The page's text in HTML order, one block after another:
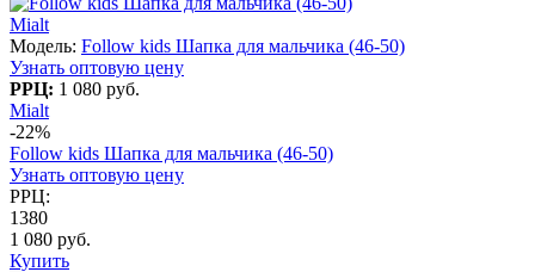
Mialt
Модель: Follow kids Шапка для мальчика (46-50)
Узнать оптовую цену
РРЦ: 1 080 руб.
Mialt
-22%
Follow kids Шапка для мальчика (46-50)
Узнать оптовую цену
РРЦ:
1380
1 080 руб.
Купить